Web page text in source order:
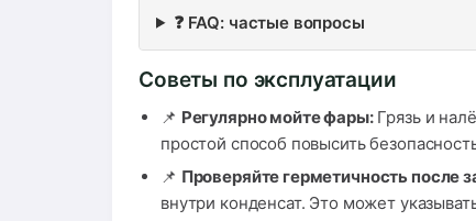
❓ FAQ: частые вопросы
Советы по эксплуатации
📌 Регулярно мойте фары:Грязь и
простой способ повысить
📌 Проверяйте герметичность после
внутри конденсат. Это может